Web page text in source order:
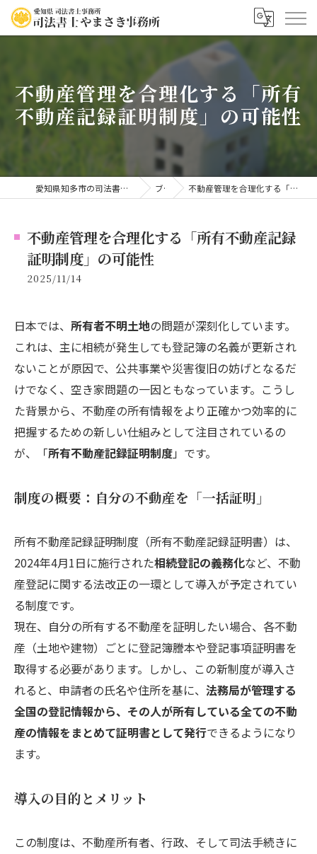
不動産管理を合理化する「所有
不動産記録証明制度」の可能性
愛知県知多市の司法書士なら司法書士やまさき事務所 ブログ 不動産管理を合理化する「所有不動産記録証明制度」の可能性
不動産管理を合理化する「所有不動産記録
証明制度」の可能性
2025/11/14
日本では、 所有者不明土地の問題が深刻化しています。
これは、主に相続が発生しても登記簿の名義が更新され
ないことが原因で、公共事業や災害復旧の妨げとなるだ
けでなく、空き家問題の一因ともなっています。こうし
た背景から、不動産の所有情報をより正確かつ効率的に
把握するための新しい仕組みとして注目されているの
が、「所有不動産記録証明制度」です。
制度の概要：自分の不動産を「一括証明」
所有不動産記録証明制度（所有不動産記録証明書）は、
2024年4月1日に施行された相続登記の義務化など、不動
産登記に関する法改正の一環として導入が予定されてい
る制度です。
現在、自分の所有する不動産を証明したい場合、各不動
産（土地や建物）ごとに登記簿謄本や登記事項証明書を
取得する必要があります。しかし、この新制度が導入さ
れると、申請者の氏名や住所を基に、 法務局が管理する
全国の登記情報から、その人が所有している全ての不動
産の情報をまとめて証明書として発行できるようになり
ます。
導入の目的とメリット
この制度は、不動産所有者、行政、そして司法手続きに